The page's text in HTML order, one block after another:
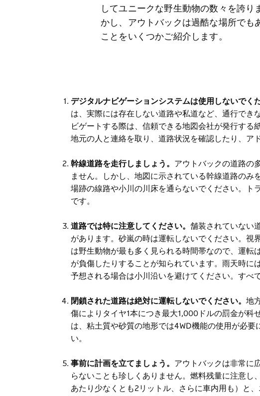
してユニークな野生動物の数々を誇
かし、アウトバックは過酷な場所でも
ことをいくつかご紹介します。
デジタルナビゲーションシステムは使用しないでく
は、実際には存在しない道路や私道など、通行でき
ビゲートする際は、信頼できる地図会社が発行する
地元の人と連絡を取り、道路状況を確認したり、ア
幹線道路を走行しましょう。 アウトバックの道路の
ません。しかし、地図に示されている幹線道路の
場跡の線路や小川の川床を通らないでください。ト
です。
道路では特に注意してください。 舗装されていない
があります。砂嵐の時は運転しないでください。視
は野生動物が最も多く見られる時間帯なので、運転
が負傷したりすることが知られています。雨天時に
予想される場合は小川沿いを避けてください。すべ
閉鎖された道路は絶対に運転しないでください。 地
傷によりタイヤ1本につき最大1,000ドルの罰金が科
は、粘土質や砂質の地形では4WD機能の使用が必
い。
事前に計画を立てましょう。 アウトバックは非常に
らないことも珍しくありません。燃料残量に注意し
あたり少なくとも2リットル、さらに車内用も）と